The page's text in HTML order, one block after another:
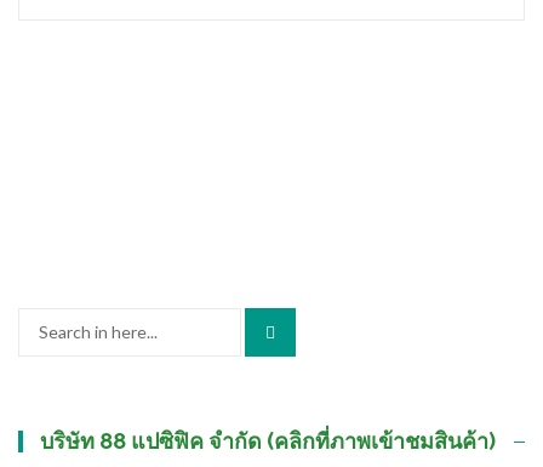
บริษัท 88 แปซิฟิค จำกัด (คลิกที่ภาพเข้าชมสินค้า)